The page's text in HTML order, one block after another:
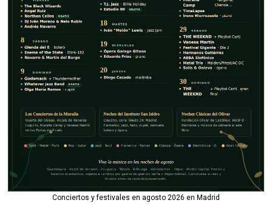
Conciertos y festivales en agosto 2026 en Madrid